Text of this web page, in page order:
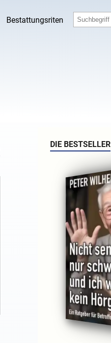
Bestattungsriten
DIE BESTSELLER